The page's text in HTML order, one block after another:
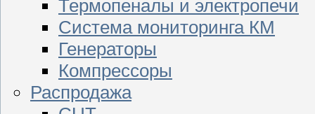
Термопеналы и электропечи
Система мониторинга КМ
Генераторы
Компрессоры
Распродажа